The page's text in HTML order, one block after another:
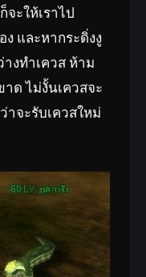
ะให้เราไป
ง และหากระดิ่งงู
างทำเควส ห้าม
าด ไม่งั้นเควสจะ
าจะรับเควสใหม่